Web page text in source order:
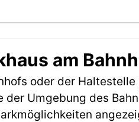
am
oder der
der Umgebung des